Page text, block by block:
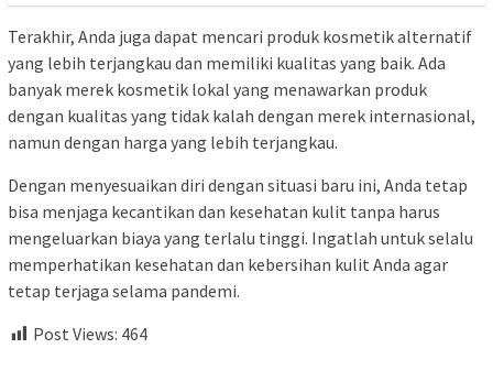
Terakhir, Anda juga dapat mencari produk kosmetik alternatif
yang lebih terjangkau dan memiliki kualitas yang baik. Ada
banyak merek kosmetik lokal yang menawarkan produk
dengan kualitas yang tidak kalah dengan merek internasional,
namun dengan harga yang lebih terjangkau.
Dengan menyesuaikan diri dengan situasi baru ini, Anda tetap
bisa menjaga kecantikan dan kesehatan kulit tanpa harus
mengeluarkan biaya yang terlalu tinggi. Ingatlah untuk selalu
memperhatikan kesehatan dan kebersihan kulit Anda agar
tetap terjaga selama pandemi.
Post Views: 464